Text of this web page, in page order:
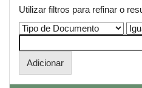
Utilizar filtros para refinar o